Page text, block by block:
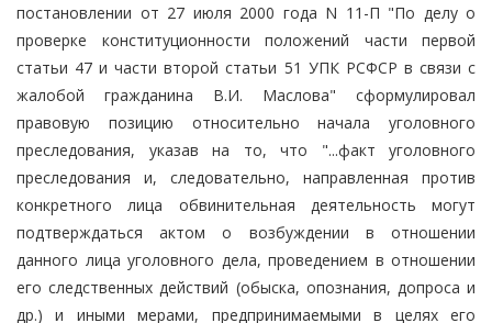
постановлении от 27 июля 2000 года N 11-П "По делу о
проверке конституционности положений части первой
статьи 47 и части второй статьи 51 УПК РСФСР в связи с
жалобой гражданина В.И. Маслова" сформулировал
правовую позицию относительно начала уголовного
преследования, указав на то, что "...факт уголовного
преследования и, следовательно, направленная против
конкретного лица обвинительная деятельность могут
подтверждаться актом о возбуждении в отношении
данного лица уголовного дела, проведением в отношении
его следственных действий (обыска, опознания, допроса и
др.) и иными мерами, предпринимаемыми в целях его